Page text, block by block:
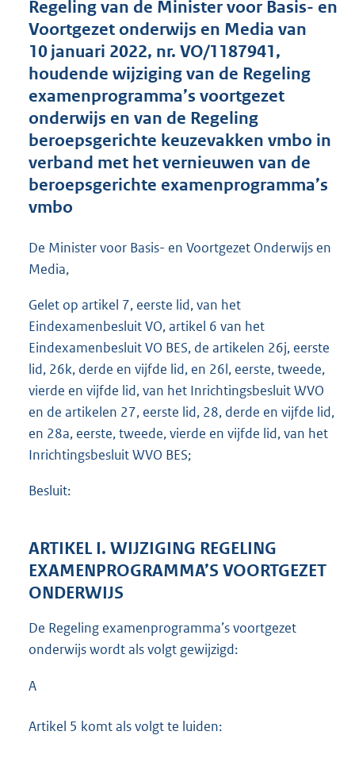
d
s
g
o
o
t
e
:
5
b
Regeling van de Minister voor Basis- en
Voortgezet onderwijs en Media van
10 januari 2022, nr. VO/1187941,
houdende wijziging van de Regeling
examenprogramma’s voortgezet
onderwijs en van de Regeling
beroepsgerichte keuzevakken vmbo in
verband met het vernieuwen van de
beroepsgerichte examenprogramma’s
vmbo
De Minister voor Basis- en Voortgezet Onderwijs en
Media,
Gelet op artikel 7, eerste lid, van het
Eindexamenbesluit VO, artikel 6 van het
Eindexamenbesluit VO BES, de artikelen 26j, eerste
lid, 26k, derde en vijfde lid, en 26l, eerste, tweede,
vierde en vijfde lid, van het Inrichtingsbesluit WVO
en de artikelen 27, eerste lid, 28, derde en vijfde lid,
en 28a, eerste, tweede, vierde en vijfde lid, van het
Inrichtingsbesluit WVO BES;
Besluit:
ARTIKEL I. WIJZIGING REGELING
EXAMENPROGRAMMA’S VOORTGEZET
ONDERWIJS
De Regeling examenprogramma’s voortgezet
onderwijs wordt als volgt gewijzigd:
A
Artikel 5 komt als volgt te luiden: